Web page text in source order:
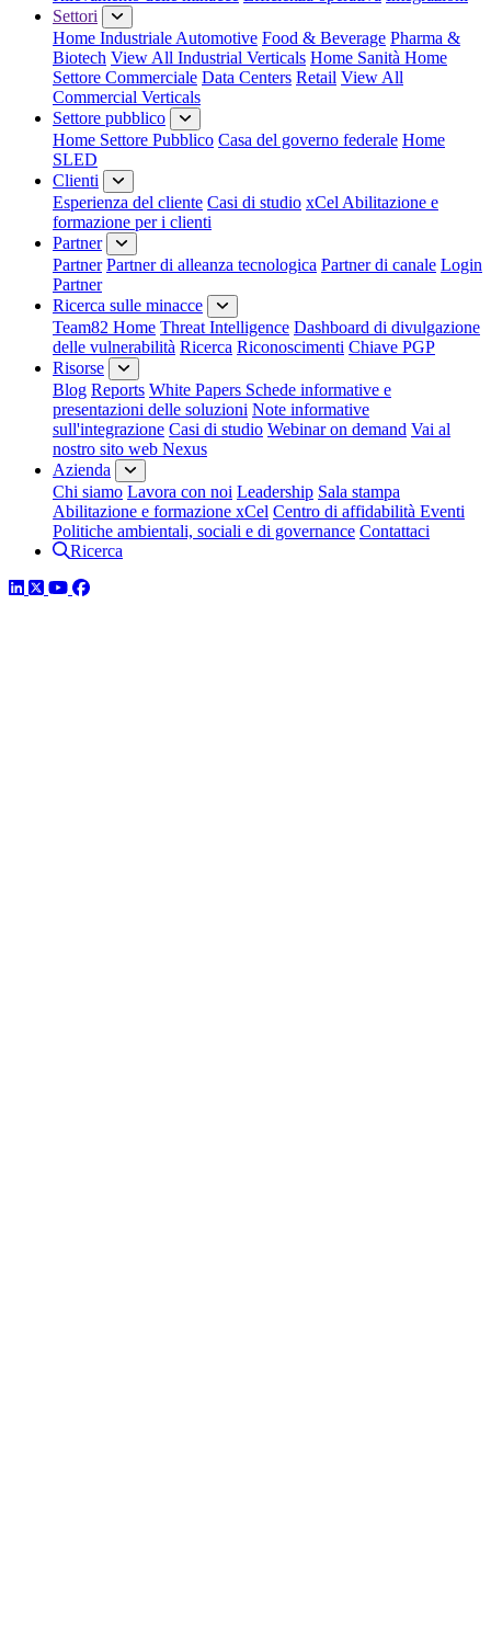
Settori
Home Industriale Automotive Food & Beverage Pharma &
Biotech View All Industrial Verticals Home Sanità Home
Settore Commerciale Data Centers Retail View All
Commercial Verticals
Settore pubblico
Home Settore Pubblico Casa del governo federale Home
SLED
Clienti
Esperienza del cliente Casi di studio xCel Abilitazione e
formazione per i clienti
Partner
Partner Partner di alleanza tecnologica Partner di canale Login
Partner
Ricerca sulle minacce
Team82 Home Threat Intelligence Dashboard di divulgazione
delle vulnerabilità Ricerca Riconoscimenti Chiave PGP
Risorse
Blog Reports White Papers Schede informative e
presentazioni delle soluzioni Note informative
sull'integrazione Casi di studio Webinar on demand Vai al
nostro sito web Nexus
Azienda
Chi siamo Lavora con noi Leadership Sala stampa
Abilitazione e formazione xCel Centro di affidabilità Eventi
Politiche ambientali, sociali e di governance Contattaci
Ricerca
LinkedIn
TwitterYouTube
Facebook